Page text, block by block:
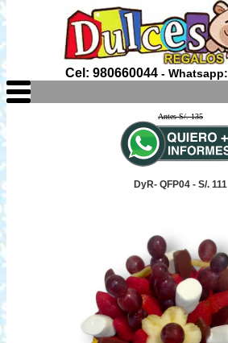
Cel: 980660044- Whatsapp:
Antes S/. 135
DyR- QFP04 - S/. 111